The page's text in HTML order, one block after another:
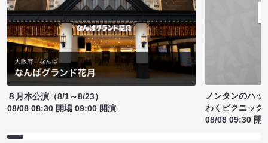
８月本公演（8/1～8/23）
08/08 08:30 開場 09:00 開演
ノンタンのハッ
わくピクニック
08/08 09:30 開